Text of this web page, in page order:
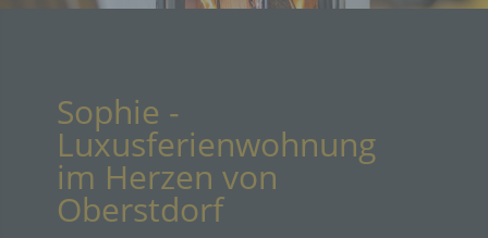
Sophie -
Luxusferienwohnung
im Herzen von
Oberstdorf